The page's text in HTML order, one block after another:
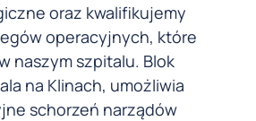
oraz kwalifikujemy
operacyjnych, które
naszym szpitalu. Blok
na Klinach, umożliwia
schorzeń narządów